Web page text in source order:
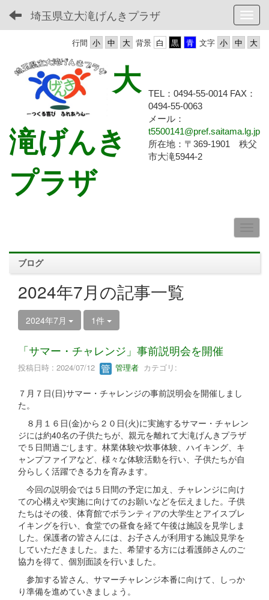
埼玉県立大滝げんきプラザ
文字
背景
行間
大
滝げんき
プラザ
TEL：0494-55-0014 FAX：
0494-55-0063
メール：
t5500141@pref.saitama.lg.jp
所在地：〒369-1901 秩父
市大滝5944-2
ブログ
2024年7月の記事一覧
2024年7月 1件
「サマー・チャレンジ」事前説明会を開催
投稿日時 : 2024/07/12 管理者 カテゴリ:
７月７日(日)サマー・チャレンジの事前説明会を開催しまし
た。
８月１６日(金)から２０日(火)に実施するサマー・チャレン
ジには約40名の子供たちが、親元を離れて大滝げんきプラザ
で５日間過ごします。林業体験や炊事体験、ハイキング、キ
ャンプファイアなど、様々な体験活動を行い、子供たちが自
分らしく活躍できる力を育みます。
今回の説明会では５日間の予定に加え、チャレンジに向け
ての心構えや実施に向けてのお願いなどを伝えました。子供
たちはその後、体育館でボランティアの大学生とアイスブレ
イキングを行い、食堂での昼食を経て午後は施設を見学しま
した。保護者の皆さんには、お子さんが利用する施設見学を
していただきました。また、希望する方には看護師さんのご
協力を得て、個別面談を行いました。
参加する皆さん、サマーチャレンジ本番に向けて、しっか
り準備を進めていきましょう。